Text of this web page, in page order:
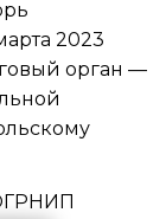
2023
орган —